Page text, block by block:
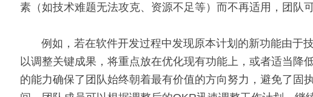
素（如技术难题无法攻克、资源不足等）而不再适用，团队
以调整关键成果，将重点放在优化现有功能上，或者适当降
的能力确保了团队始终朝着最有价值的方向努力，避免了固